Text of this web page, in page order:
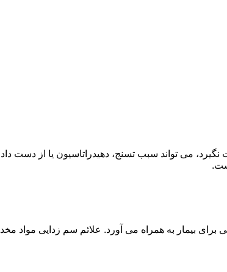
می تواند سبب تسنج، دهیدراتاسیون یا از دست
بیمار به همراه می آورد. علائم سم زدایی مواد